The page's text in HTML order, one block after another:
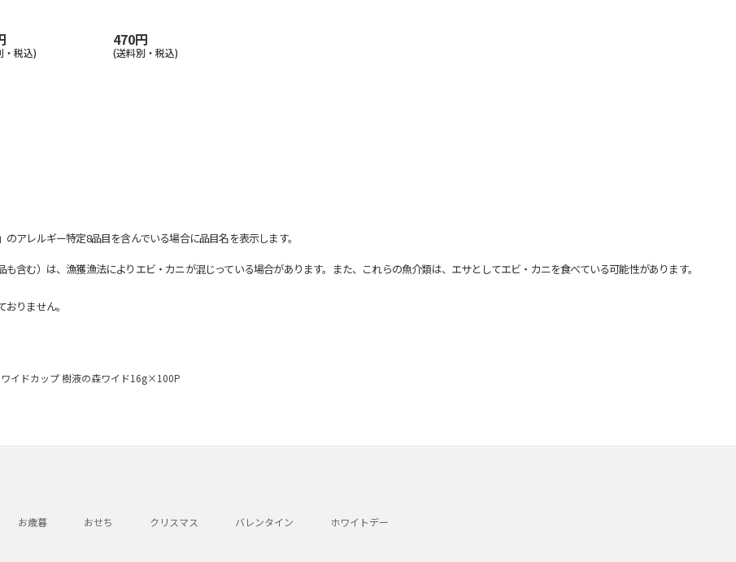
・税込)
470円
(送料別・税込)
アレルギー特定8品目を含んでいる場合に品目名を表示します。
含む）は、漁獲漁法によりエビ・カニが混じっている場合があります。また、これらの魚介類は、エサとしてエビ・カニを食べている可能性があります。
りません。
ワイドカップ 樹液の森ワイド16g×100P
お歳暮 おせち クリスマス バレンタイン ホワイトデー